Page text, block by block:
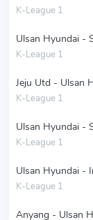
K-League 1
Ulsan Hyundai -
K-League 1
Jeju Utd - Ulsan
K-League 1
Ulsan Hyundai -
K-League 1
Ulsan Hyundai -
K-League 1
Anyang - Ulsan